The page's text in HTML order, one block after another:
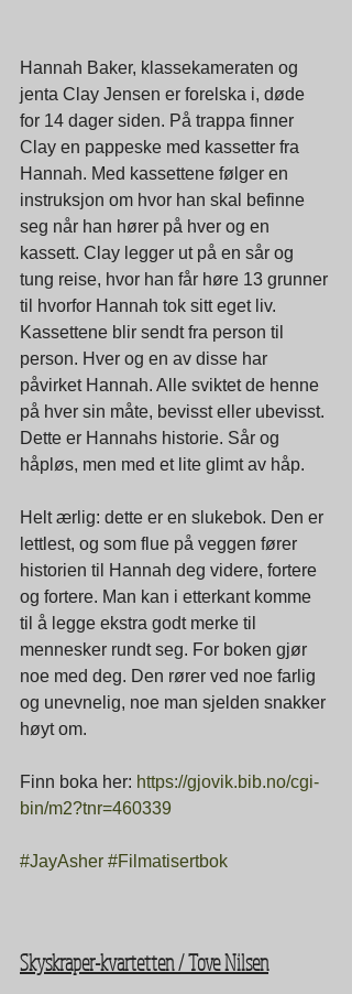
Hannah Baker, klassekameraten og
jenta Clay Jensen er forelska i, døde
for 14 dager siden. På trappa finner
Clay en pappeske med kassetter fra
Hannah. Med kassettene følger en
instruksjon om hvor han skal befinne
seg når han hører på hver og en
kassett. Clay legger ut på en sår og
tung reise, hvor han får høre 13 grunner
til hvorfor Hannah tok sitt eget liv.
Kassettene blir sendt fra person til
person. Hver og en av disse har
påvirket Hannah. Alle sviktet de henne
på hver sin måte, bevisst eller ubevisst.
Dette er Hannahs historie. Sår og
håpløs, men med et lite glimt av håp.
Helt ærlig: dette er en slukebok. Den er
lettlest, og som flue på veggen fører
historien til Hannah deg videre, fortere
og fortere. Man kan i etterkant komme
til å legge ekstra godt merke til
mennesker rundt seg. For boken gjør
noe med deg. Den rører ved noe farlig
og unevnelig, noe man sjelden snakker
høyt om.
Finn boka her: https://gjovik.bib.no/cgi-
bin/m2?tnr=460339
#JayAsher #Filmatisertbok
Skyskraper-kvartetten / Tove Nilsen